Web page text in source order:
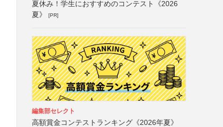
夏休み！学生におすすめのコンテスト《2026
夏》
[PR]
編集部セレクト
高額賞金コンテストランキング《2026年夏》